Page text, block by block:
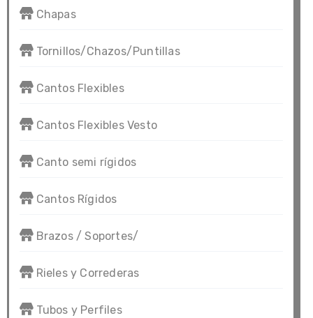
Chapas
Tornillos/Chazos/Puntillas
Cantos Flexibles
Cantos Flexibles Vesto
Canto semi rígidos
Cantos Rígidos
Brazos / Soportes/
Rieles y Correderas
Tubos y Perfiles